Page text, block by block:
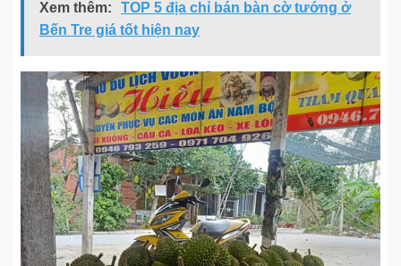
Xem thêm:
TOP 5 địa chỉ bán bàn cờ tướng ở
Bến Tre giá tốt hiện nay